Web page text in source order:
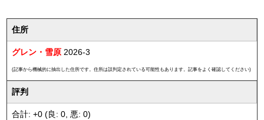
住所
グレン・雪原 2026-3
(記事から機械的に抽出した住所です。住所は誤判定されている可能性もあります。記事をよく確認してください)
評判
合計: +0 (良: 0, 悪: 0)